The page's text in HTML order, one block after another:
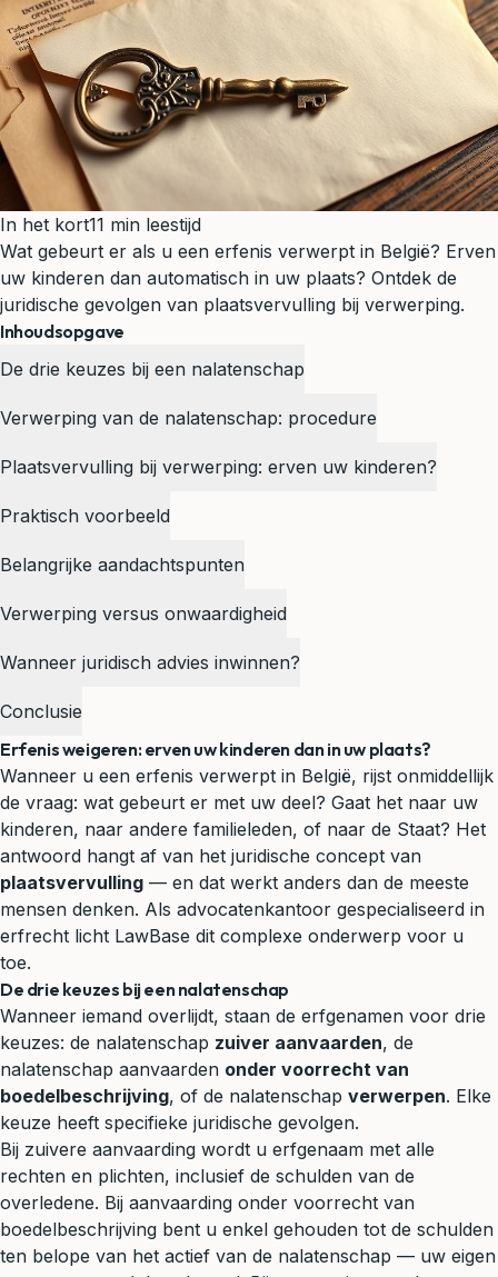
In het kort11 min leestijd
Wat gebeurt er als u een erfenis verwerpt in België? Erven
uw kinderen dan automatisch in uw plaats? Ontdek de
juridische gevolgen van plaatsvervulling bij verwerping.
Inhoudsopgave
De drie keuzes bij een nalatenschap
Verwerping van de nalatenschap: procedure
Plaatsvervulling bij verwerping: erven uw kinderen?
Praktisch voorbeeld
Belangrijke aandachtspunten
Verwerping versus onwaardigheid
Wanneer juridisch advies inwinnen?
Conclusie
Erfenis weigeren: erven uw kinderen dan in uw plaats?
Wanneer u een erfenis verwerpt in België, rijst onmiddellijk
de vraag: wat gebeurt er met uw deel? Gaat het naar uw
kinderen, naar andere familieleden, of naar de Staat? Het
antwoord hangt af van het juridische concept van
plaatsvervulling — en dat werkt anders dan de meeste
mensen denken. Als advocatenkantoor gespecialiseerd in
erfrecht licht LawBase dit complexe onderwerp voor u
toe.
De drie keuzes bij een nalatenschap
Wanneer iemand overlijdt, staan de erfgenamen voor drie
keuzes: de nalatenschap zuiver aanvaarden, de
nalatenschap aanvaarden onder voorrecht van
boedelbeschrijving, of de nalatenschap verwerpen. Elke
keuze heeft specifieke juridische gevolgen.
Bij zuivere aanvaarding wordt u erfgenaam met alle
rechten en plichten, inclusief de schulden van de
overledene. Bij aanvaarding onder voorrecht van
boedelbeschrijving bent u enkel gehouden tot de schulden
ten belope van het actief van de nalatenschap — uw eigen